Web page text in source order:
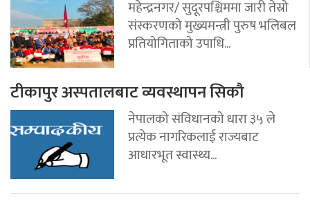
महेन्द्रनगर/ सुदूरपश्चिममा जारी तेस्रो
संस्करणको मुख्यमन्त्री पुरुष भलिबल
प्रतियोगिताको उपाधि...
टीकापुर अस्पतालबाट व्यवस्थापन सिकौ
नेपालको संविधानको धारा ३५ ले
प्रत्येक नागरिकलाई राज्यबाट
आधारभूत स्वास्थ्य...